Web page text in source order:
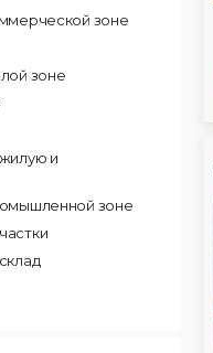
зоне
зоне
и
зоне